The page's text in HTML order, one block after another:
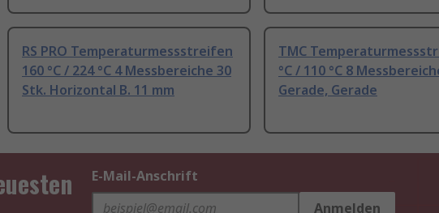
RS PRO Temperaturmessstreifen
160 °C / 224 °C 4 Messbereiche 30
Stk. Horizontal B. 11 mm
TMC
°C / 110 °C 8
Gerade, Gerade
E-Mail-Anschrift
Anmelden